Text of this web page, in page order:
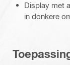
Display met
in donkere